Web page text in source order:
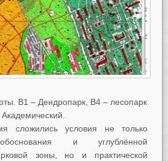
В1 – Дендропарк, В4 – лесопарк
Академический.
сложились условия не только
обоснования и углублённой
зоны, но и практической